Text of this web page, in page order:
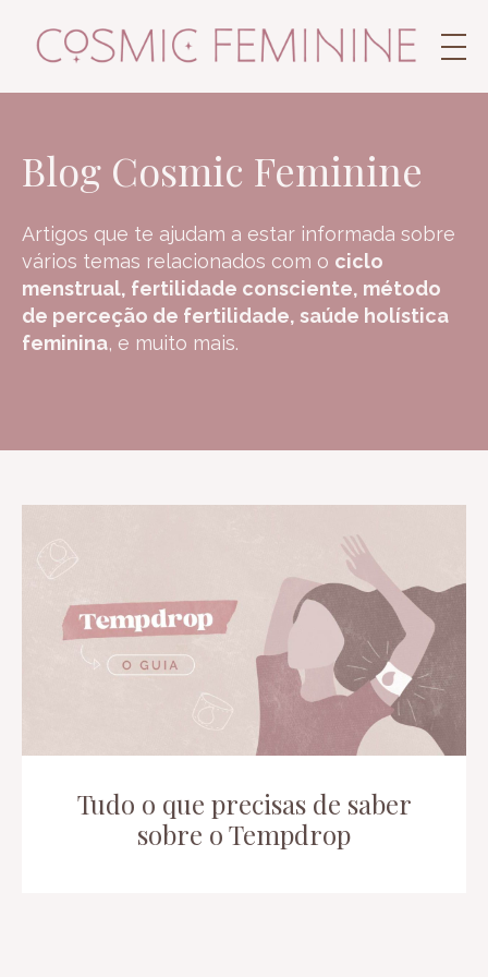
Blog Cosmic Feminine
Artigos que te ajudam a estar informada sobre
vários temas relacionados com o ciclo
menstrual, fertilidade consciente, método
de perceção de fertilidade, saúde holística
feminina, e muito mais.
Tudo o que precisas de saber
sobre o Tempdrop